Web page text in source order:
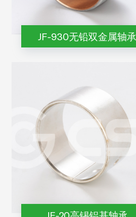
JF-930无铅双金属轴承